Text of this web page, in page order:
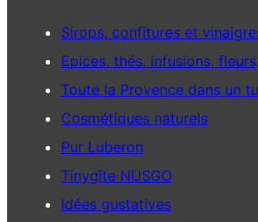
Sirops, confitures et
Epices, thés, infusions, fleurs
Toute la Provence dans un
Cosmétiques naturels
Pur Luberon
Tinygîte NUSGO
Idées gustatives